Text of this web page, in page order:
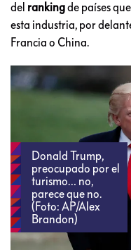
del rankingde países
esta industria, por
Francia o China.
Donald Trump,
preocupado por el
turismo… no,
parece que no.
(Foto: AP/Alex
Brandon)